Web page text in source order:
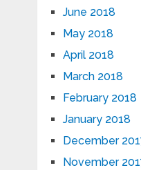
June 2018
May 2018
April 2018
March 2018
February 2018
January 2018
December
November